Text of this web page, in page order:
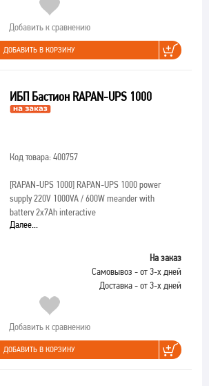
Добавить к сравнению
ДОБАВИТЬ В КОРЗИНУ
ИБП Бастион RAPAN-UPS 1000
Код товара: 400757
[RAPAN-UPS 1000]RAPAN-UPS 1000 power
supply 220V 1000VA / 600W meander with
battery 2x7Ah interactive
Далее...
На заказ
Самовывоз - от 3-х дней
Доставка - от 3-х дней
Добавить к сравнению
ДОБАВИТЬ В КОРЗИНУ